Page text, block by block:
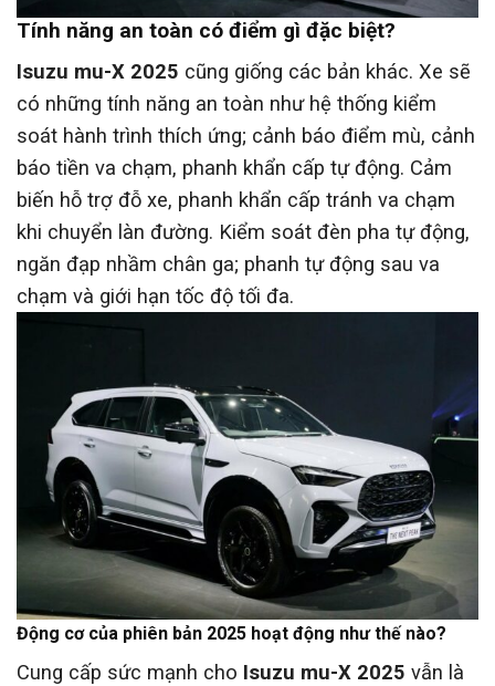
Tính năng an toàn có điểm gì đặc biệt?
Isuzu mu-X 2025 cũng giống các bản khác. Xe sẽ
có những tính năng an toàn như hệ thống kiểm
soát hành trình thích ứng; cảnh báo điểm mù, cảnh
báo tiền va chạm, phanh khẩn cấp tự động. Cảm
biến hỗ trợ đỗ xe, phanh khẩn cấp tránh va chạm
khi chuyển làn đường. Kiểm soát đèn pha tự động,
ngăn đạp nhầm chân ga; phanh tự động sau va
chạm và giới hạn tốc độ tối đa.
Động cơ của phiên bản 2025 hoạt động như thế nào?
Cung cấp sức mạnh cho Isuzu mu-X 2025 vẫn là